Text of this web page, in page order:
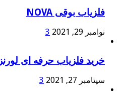
فلزیاب بوقی NOVA
نوامبر 29, 2021 3
خرید فلزیاب حرفه ای لورنز
سپتامبر 27, 2021 3